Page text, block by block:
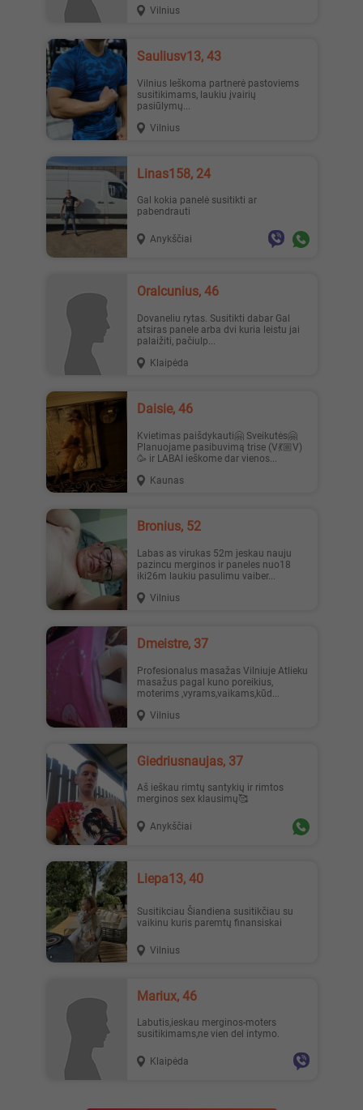
Vilnius
sauliusv13, 43
Vilnius Ieškoma partnerė pastoviems
susitikimams, laukiu įvairių
pasiūlymų...
Vilnius
Linas158, 24
Gal kokia panelė susitikti ar
pabendrauti
Anykščiai
oralcunius, 46
Dovaneliu rytas. Susitikti dabar Gal
atsiras panele arba dvi kuria leistu jai
palaižiti, pačiulp...
Klaipėda
Daisie, 46
Kvietimas paišdykauti🤗 Sveikutės🤗
Planuojame pasibuvimą trise (V💃🏼V)
🥳 ir LABAI ieškome dar vienos...
Kaunas
Bronius, 52
Labas as virukas 52m jeskau nauju
pazincu merginos ir paneles nuo18
iki26m laukiu pasulimu vaiber...
Vilnius
dmeistre, 37
Profesionalus masažas Vilniuje Atlieku
masažus pagal kuno poreikius,
moterims ,vyrams,vaikams,kūd...
Vilnius
Giedriusnaujas, 37
Aš ieškau rimtų santykių ir rimtos
merginos sex klausimų🥰
Anykščiai
Liepa13, 40
Susitikciau Šiandiena susitikčiau su
vaikinu kuris paremtų finansiskai
Vilnius
Mariux, 46
Labutis,ieskau merginos-moters
susitikimams,ne vien del intymo.
Klaipėda